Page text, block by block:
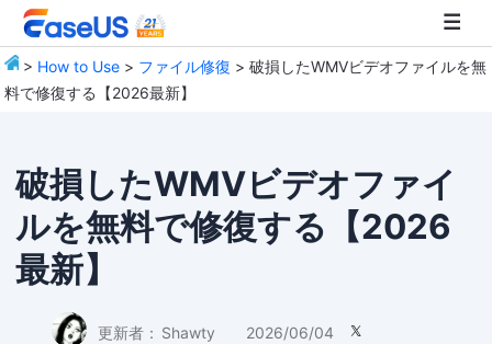
> How to Use > ファイル修復 > 破損したWMVビデオファイルを無
料で修復する【2026最新】
破損したWMVビデオファイ
ルを無料で修復する【2026
最新】
更新者： Shawty 2026/06/04 